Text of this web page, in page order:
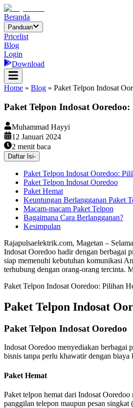
Beranda
Panduan
Pricelist
Blog
Login
Download
Home » Blog » Paket Telpon Indosat
Paket Telpon Indosat
Muhammad Hayyi
12 Januari 2024
2 menit baca
Daftar Isi-
Paket Telpon Indosat Ooredoo:
Paket Telpon Indosat Ooredoo
Paket Hemat
Keuntungan Berlangganan Paket
Macam-macam Paket Telpon
Bagaimana Cara Berlangganan?
Kesimpulan
Rajapulsaelektrik.com, Magetan –
Indosat Ooredoo hadir dengan berbagai
siap memenuhi kebutuhan komunikasi
terhubung dengan orang-orang tercinta.
Paket Telpon Indosat Ooredoo: Pilihan
Paket Telpon Indosat
Paket Telpon Indosat Ooredoo
Indosat Ooredoo menyediakan berbagai
bisnis tanpa perlu khawatir dengan
Paket Hemat
Paket telpon hemat dari Indosat
panggilan telepon maupun pesan singkat